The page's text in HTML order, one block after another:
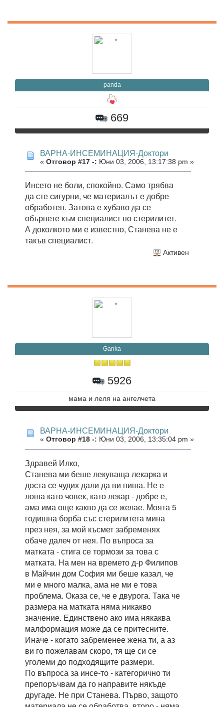
panda
669
ВАРНА-ИНСЕМИНАЦИЯ-Доктори
« Отговор #17 -: Юни 03, 2006, 13:17:38 pm »
Инсето не боли, спокойно. Само трябва
да сте сигурни, че материалът е добре
обработен. Затова е хубаво да се
обърнете към специалист по стерилитет.
А доколкото ми е известно, Станева не е
такъв специалист.
Активен
Ganka
5926
мама и леля на ангелчета
ВАРНА-ИНСЕМИНАЦИЯ-Доктори
« Отговор #18 -: Юни 03, 2006, 13:35:04 pm »
Здравей Илко,
Станева ми беше лекуваща лекарка и
доста се чудих дали да ви пиша. Не е
лоша като човек, като лекар - добре е,
ама има още какво да се желае. Моята 5
годишна борба със стерилитета мина
през нея, за мой късмет забременях
обаче далеч от нея. По въпроса за
матката - стига се тормози за това с
матката. На мен на времето д-р Филипов
в Майчин дом София ми беше казал, че
ми е много малка, ама не ми е това
проблема. Оказа се, че е двурога. Така че
размера на матката няма никакво
значение. Единствено ако има някаква
малформация може да се притесните.
Иначе - когато забременее жена ти, а аз
ви го пожелавам скоро, тя ще си се
уголеми до подходящите размери.
По въпроса за инсе-то - категорично ти
препоръчвам да го направите някъде
другаде. Не при Станева. Първо, защото